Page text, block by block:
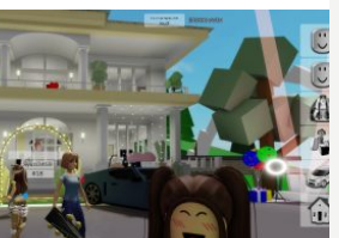
n'aura bientôt plus
ses bilans. Encore une
P.